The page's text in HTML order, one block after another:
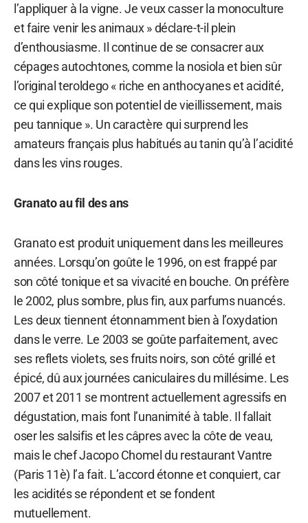
l’appliquer à la vigne. Je veux casser la monoculture
et faire venir les animaux » déclare-t-il plein
d’enthousiasme. Il continue de se consacrer aux
cépages autochtones, comme la nosiola et bien sûr
l’original teroldego « riche en anthocyanes et acidité,
ce qui explique son potentiel de vieillissement, mais
peu tannique ». Un caractère qui surprend les
amateurs français plus habitués au tanin qu’à l’acidité
dans les vins rouges.
Granato au fil des ans
Granato est produit uniquement dans les meilleures
années. Lorsqu’on goûte le 1996, on est frappé par
son côté tonique et sa vivacité en bouche. On préfère
le 2002, plus sombre, plus fin, aux parfums nuancés.
Les deux tiennent étonnamment bien à l’oxydation
dans le verre. Le 2003 se goûte parfaitement, avec
ses reflets violets, ses fruits noirs, son côté grillé et
épicé, dû aux journées caniculaires du millésime. Les
2007 et 2011 se montrent actuellement agressifs en
dégustation, mais font l’unanimité à table. Il fallait
oser les salsifis et les câpres avec la côte de veau,
mais le chef Jacopo Chomel du restaurant Vantre
(Paris 11è) l’a fait. L’accord étonne et conquiert, car
les acidités se répondent et se fondent
mutuellement.